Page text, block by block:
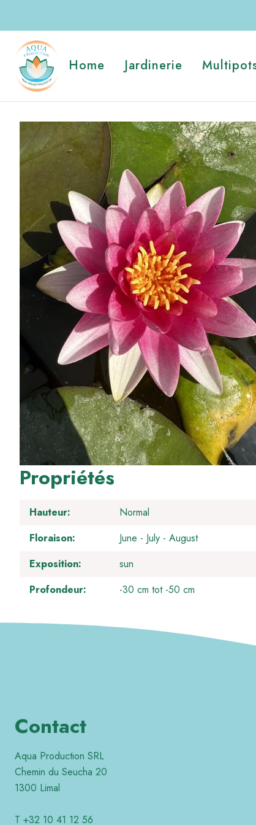
content
Navigation
Home Jardinerie
Propriétés
Hauteur
Normal
Floraison
June July
August
Exposition
sun
Profondeur
-30 cm tot -50 cm
Contact
Aqua Production SRL
Chemin du Seucha 20
1300 Limal
T +32 10 41 12 56